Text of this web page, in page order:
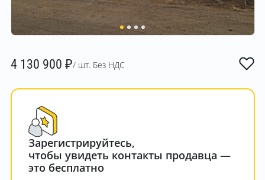
4 130 900 ₽/ шт. Без НДС
Зарегистрируйтесь,
чтобы увидеть контакты продавца —
это бесплатно